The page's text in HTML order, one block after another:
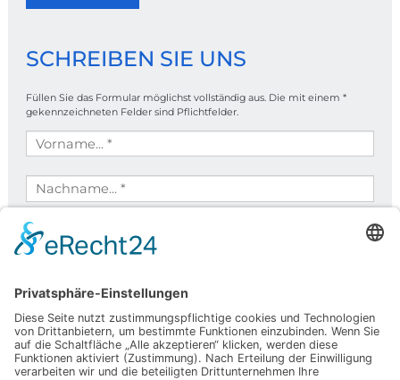
SCHREIBEN SIE UNS
Füllen Sie das Formular möglichst vollständig aus. Die mit einem *
gekennzeichneten Felder sind Pflichtfelder.